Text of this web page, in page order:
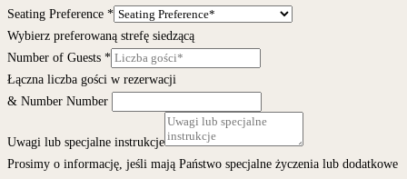
Seating Preference *
Wybierz preferowaną strefę siedzącą
Number of Guests *
Łączna liczba gości w rezerwacji
& Number Number
Uwagi lub specjalne instrukcje
Prosimy o informację, jeśli mają Państwo specjalne życzenia lub dodatkowe